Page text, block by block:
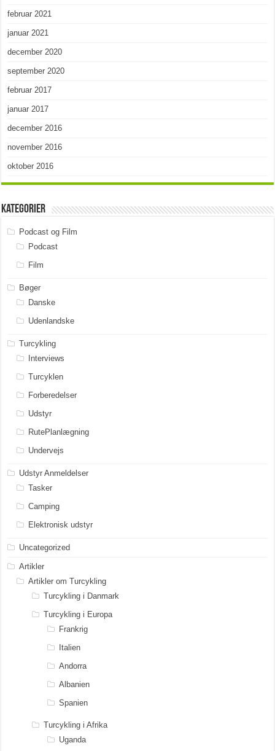
februar 2021
januar 2021
december 2020
september 2020
februar 2017
januar 2017
december 2016
november 2016
oktober 2016
Kategorier
Podcast og Film
Podcast
Film
Bøger
Danske
Udenlandske
Turcykling
Interviews
Turcyklen
Forberedelser
Udstyr
RutePlanlægning
Undervejs
Udstyr Anmeldelser
Tasker
Camping
Elektronisk udstyr
Uncategorized
Artikler
Artikler om Turcykling
Turcykling i Danmark
Turcykling i Europa
Frankrig
Italien
Andorra
Albanien
Spanien
Turcykling i Afrika
Uganda